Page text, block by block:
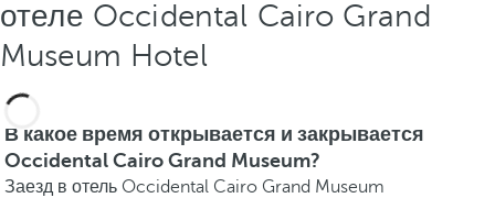
отеле Occidental Cairo Grand
Museum Hotel
В какое время открывается и закрывается
Occidental Cairo Grand Museum?
Заезд в отель Occidental Cairo Grand Museum